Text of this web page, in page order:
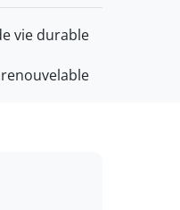
vie durable